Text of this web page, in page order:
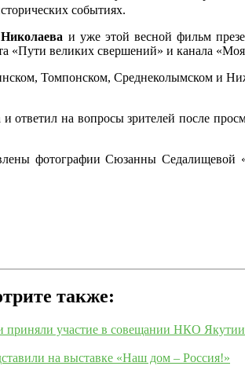
событиях.
и уже этой весной фильм
«Пути великих свершений» и канала «Моя
Томпонском, Среднеколымском и
ответил на вопросы зрителей после
фотографии Сюзанны Седалищевой
также:
приняли участие в совещании НКО Якутии
на выставке «Наш дом – Россия!»